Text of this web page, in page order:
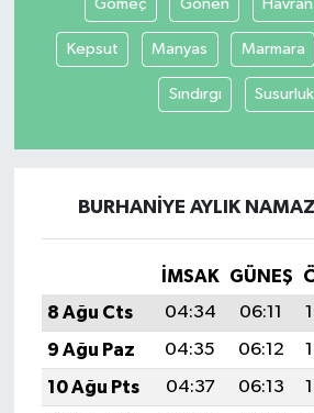
Gömeç Gönen Havran
Kepsut Manyas Marmara
Sındırgı Susurluk
BURHANIYE AYLIK
İMSAK GÜNEŞ
8 Ağu Cts
04:34 06:11
9 Ağu Paz
04:35 06:12
10 Ağu Pts
04:37 06:13